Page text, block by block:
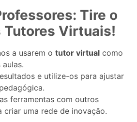
Tire o
Tutores Virtuais!
a usarem o tutor virtual como
e utilize-os para ajustar
ferramentas com outros
criar uma rede de inovação.